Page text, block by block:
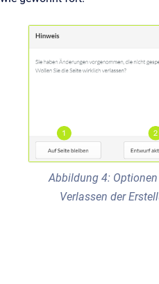
Abbildung 4:
Verlassen der